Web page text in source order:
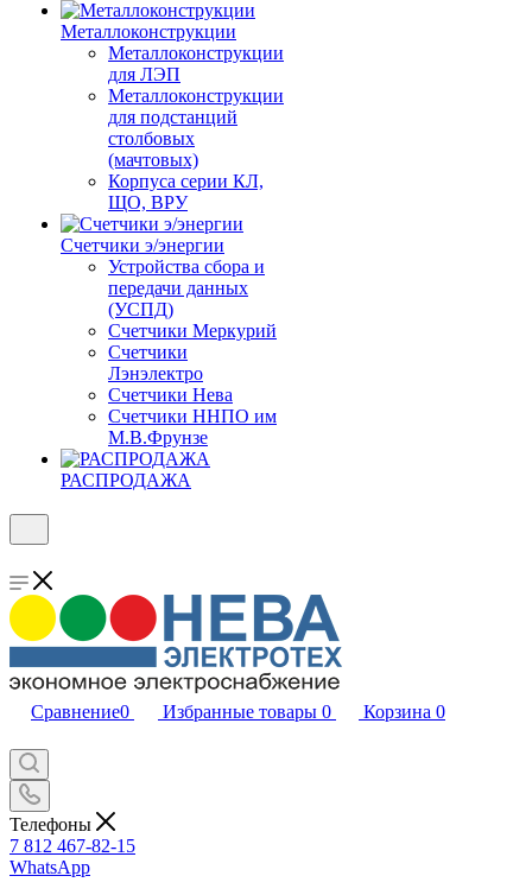
Металлоконструкции
Металлоконструкции
для ЛЭП
Металлоконструкции
для подстанций
столбовых
(мачтовых)
Корпуса серии КЛ,
ЩО, ВРУ
Счетчики э/энергии
Устройства сбора и
передачи данных
(УСПД)
Счетчики Меркурий
Счетчики
Лэнэлектро
Счетчики Нева
Счетчики ННПО им
М.В.Фрунзе
РАСПРОДАЖА
Сравнение0 Избранные товары 0 Корзина 0
Телефоны
7 812 467-82-15
WhatsApp